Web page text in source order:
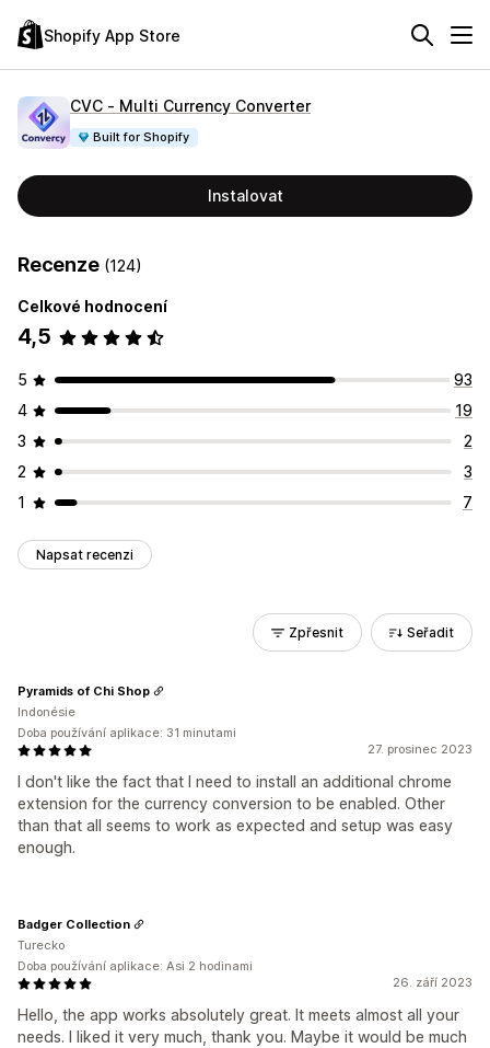
Shopify App Store
CVC ‑ Multi Currency Converter
Built for Shopify
Instalovat
Recenze (124)
Celkové hodnocení
4,5
5
93
4
19
3
2
2
3
1
7
Napsat recenzi
Zpřesnit Seřadit
27. prosinec 2023
I don't like the fact that I need to install an additional chrome
extension for the currency conversion to be enabled. Other
than that all seems to work as expected and setup was easy
enough.
Pyramids of Chi Shop
Indonésie
Doba používání aplikace: 31 minutami
26. září 2023
Hello, the app works absolutely great. It meets almost all your
needs. I liked it very much, thank you. Maybe it would be much
Badger Collection
Turecko
Doba používání aplikace: Asi 2 hodinami